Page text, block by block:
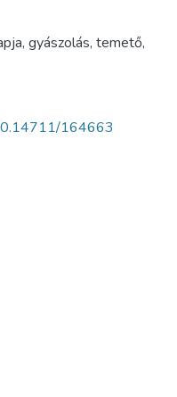
, gyászolás, temető,
164663